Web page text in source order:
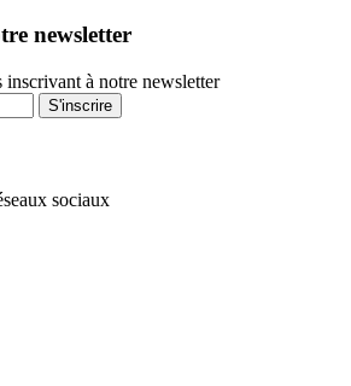
newsletter
à notre newsletter
S'inscrire
sociaux